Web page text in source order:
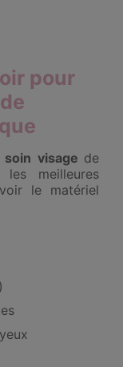
pour
de
soin visage de
les meilleures
le matériel